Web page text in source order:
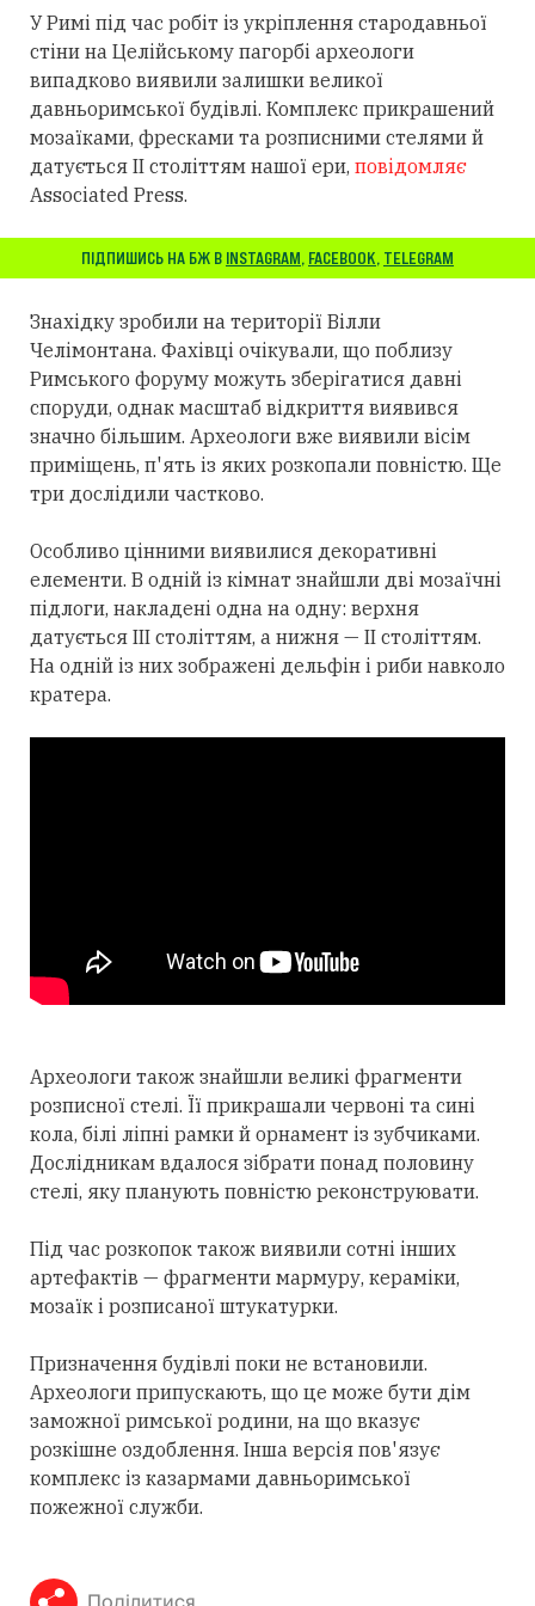
У Римі під час робіт із укріплення стародавньої
стіни на Целійському пагорбі археологи
випадково виявили залишки великої
давньоримської будівлі. Комплекс прикрашений
мозаїками, фресками та розписними стелями й
датується II століттям нашої ери, повідомляє
Associated Press.
ПІДПИШИСЬ НА БЖ В INSTAGRAM, FACEBOOK, TELEGRAM
Знахідку зробили на території Вілли
Челімонтана. Фахівці очікували, що поблизу
Римського форуму можуть зберігатися давні
споруди, однак масштаб відкриття виявився
значно більшим. Археологи вже виявили вісім
приміщень, п'ять із яких розкопали повністю. Ще
три дослідили частково.
Особливо цінними виявилися декоративні
елементи. В одній із кімнат знайшли дві мозаїчні
підлоги, накладені одна на одну: верхня
датується III століттям, а нижня — II століттям.
На одній із них зображені дельфін і риби навколо
кратера.
Археологи також знайшли великі фрагменти
розписної стелі. Її прикрашали червоні та сині
кола, білі ліпні рамки й орнамент із зубчиками.
Дослідникам вдалося зібрати понад половину
стелі, яку планують повністю реконструювати.
Під час розкопок також виявили сотні інших
артефактів — фрагменти мармуру, кераміки,
мозаїк і розписаної штукатурки.
Призначення будівлі поки не встановили.
Археологи припускають, що це може бути дім
заможної римської родини, на що вказує
розкішне оздоблення. Інша версія пов'язує
комплекс із казармами давньоримської
пожежної служби.